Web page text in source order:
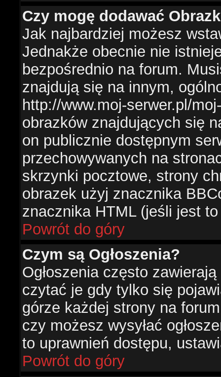
Czy mogę dodawać
Jak najbardziej możesz
Jednakże obecnie nie
bezpośrednio na forum.
znajdują się na innym,
http://www.moj-serwer.pl/
obrazków znajdujących się
on publicznie dostępnym
przechowywanych na
skrzynki pocztowe, strony
obrazek użyj znacznika
znacznika HTML (jeśli jest
Powrót do góry
Czym są Ogłoszenia?
Ogłoszenia często
czytać je gdy tylko się
górze każdej strony na
czy możesz wysyłać
to uprawnień dostępu,
Powrót do góry